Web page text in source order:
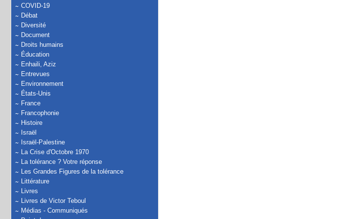
COVID-19
Débat
Diversité
Document
Droits humains
Éducation
Enhaili, Aziz
Entrevues
Environnement
États-Unis
France
Francophonie
Histoire
Israël
Israël-Palestine
La Crise d'Octobre 1970
La tolérance ? Votre réponse
Les Grandes Figures de la tolérance
Littérature
Livres
Livres de Victor Teboul
Médias - Communiqués